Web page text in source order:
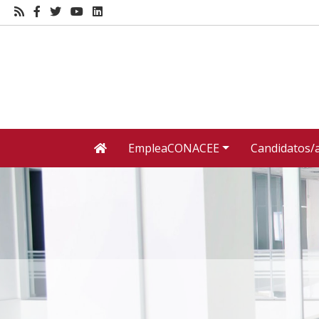
EmpleaCONACEE Candidatos/